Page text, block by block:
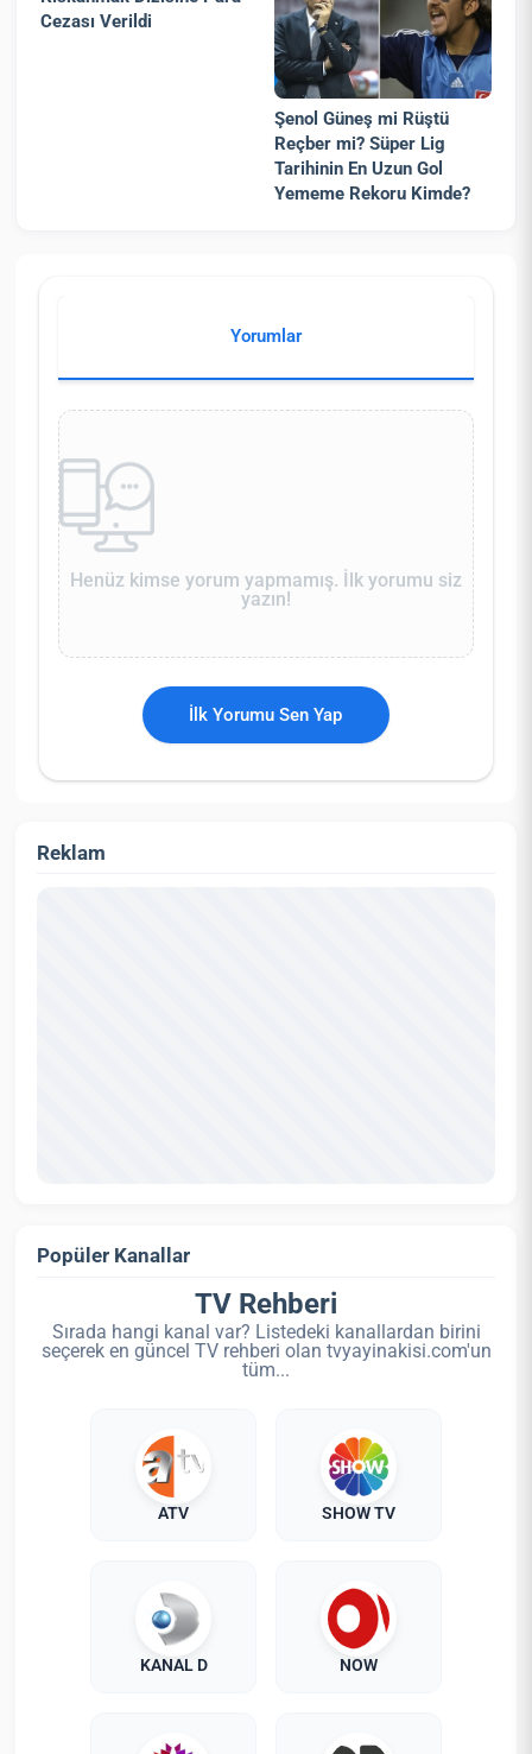
Cezası Verildi
Şenol Güneş mi Rüştü
Reçber mi? Süper Lig
Tarihinin En Uzun Gol
Yememe Rekoru Kimde?
Yorumlar
Henüz kimse yorum yapmamış. İlk yorumu siz
yazın!
İlk Yorumu Sen Yap
Reklam
Popüler Kanallar
TV Rehberi
Sırada hangi kanal var? Listedeki kanallardan birini
seçerek en güncel TV rehberi olan tvyayinakisi.com'un
tüm...
ATV SHOW TV
KANAL D NOW